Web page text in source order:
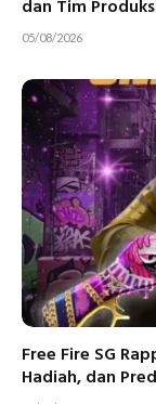
dan Tim
05/08/2026
Free Fire SG
Hadiah, dan